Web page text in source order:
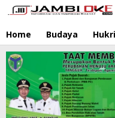
Lewati
ke
konten
Home Budaya